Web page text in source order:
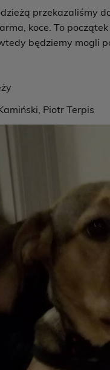
przekazaliśmy
koce. To
będziemy mogli
Piotr Terpis